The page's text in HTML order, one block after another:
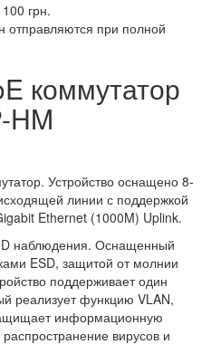
грн.
отправляются при полной
коммутатор
HM
Устройство оснащено 8-
линии с поддержкой
Ethernet (1000M) Uplink.
наблюдения. Оснащенный
ESD, защитой от молнии
поддерживает один
реализует функцию VLAN,
информационную
вирусов и